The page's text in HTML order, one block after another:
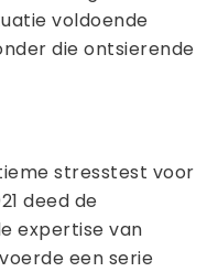
voldoende
die ontsierende
stresstest voor
deed de
expertise van
een serie